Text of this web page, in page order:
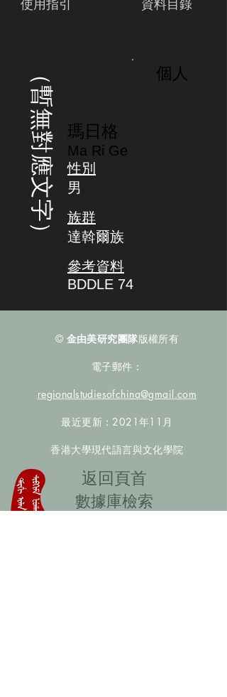
使用指引 資料目錄
（暫無對應文字） 個人
瑪日格
Ma Ri Ge
性別
男
族群
達斡爾族
參考資料
BDDLE 74
© 金由美研究團隊版權所有
電子郵件：
regionalstudiesofchina@gmail.com
最近更新：2021年11月
香港大學現代語言與文化學院
​返回頁首
數據庫檢索